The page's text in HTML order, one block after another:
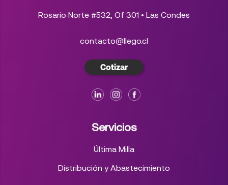
Rosario Norte #532, Of 301 • Las Condes
contacto@llego.cl
Cotizar
Servicios
Última Milla
Distribución y Abastecimiento